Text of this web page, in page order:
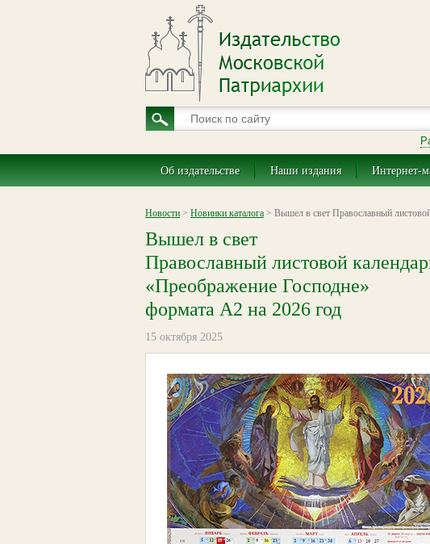
Об издательстве Наши издания Интернет-
Новости > Новинки каталога > Вышел в свет Православный
Вышел в свет
Православный листовой
«Преображение Господне»
формата А2 на 2026 год
15 октября 2025